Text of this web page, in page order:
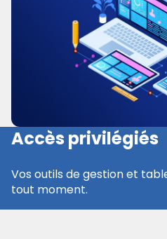
Accès privilégiés
Vos outils de gestion et
tout moment.